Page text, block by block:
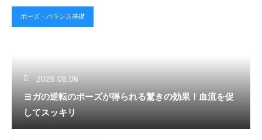
ポーズ・バランス基礎
2026.08.06
ヨガの逆転のポーズが得られる驚きの効果！血流を促
してスッキリ